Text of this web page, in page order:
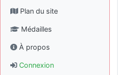
Plan du site
Médailles
À propos
Connexion